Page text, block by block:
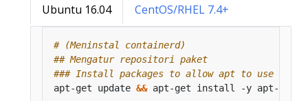
Ubuntu 16.04 CentOS/RHEL 7.4+
# (Meninstal containerd)
## Mengatur repositori paket
### Install packages to allow apt to use a
apt-get update &&